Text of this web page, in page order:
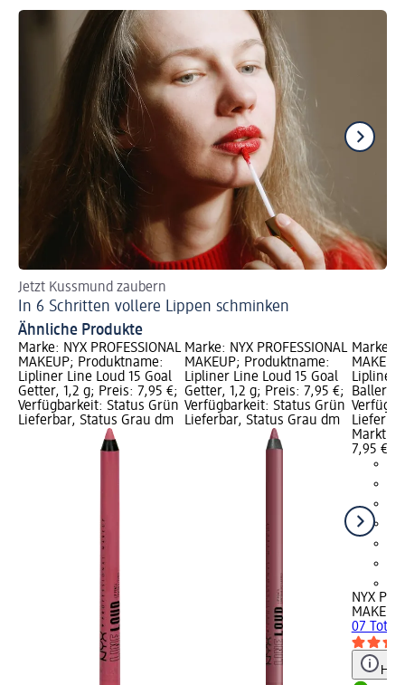
Jetzt Kussmund zaubern
In 6 Schritten vollere Lippen schminken
Ähnliche Produkte
Marke: NYX PROFESSIONAL
MAKEUP; Produktname:
Lipliner Line Loud 15 Goal
Getter, 1,2 g; Preis: 7,95 €;
Verfügbarkeit: Status Grün
Lieferbar, Status Grau dm
Marke: NYX PROFESSIONAL
MAKEUP; Produktname:
Lipliner Line Loud 15 Goal
Getter, 1,2 g; Preis: 7,95 €;
Verfügbarkeit: Status Grün
Lieferbar, Status Grau dm
Marke:
Lipliner
Baller,
Markt
7,95 €
NYX
MAKEUP
07 Total